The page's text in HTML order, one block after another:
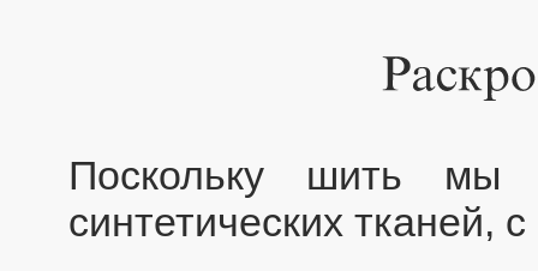
Поскольку шить мы
синтетических тканей,